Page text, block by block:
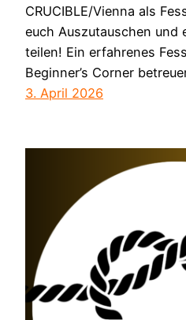
CRUCIBLE/Vienna als
euch Auszutauschen und
teilen! Ein erfahrenes
Beginner’s Corner
3. April 2026